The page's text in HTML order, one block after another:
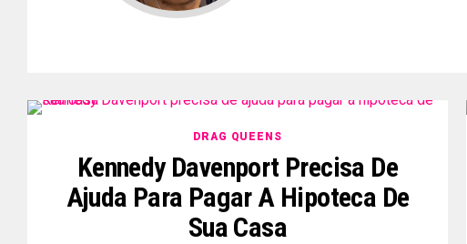
DRAG QUEENS
Kennedy Davenport Precisa De
Ajuda Para Pagar A Hipoteca De
Sua Casa